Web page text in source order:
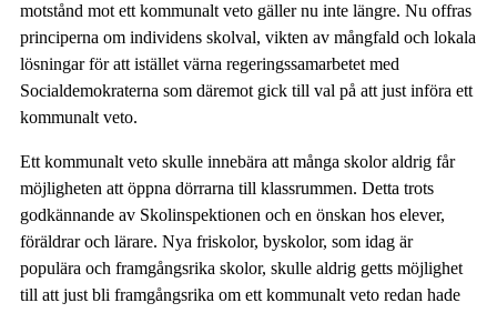
motstånd mot ett kommunalt veto gäller nu inte längre. Nu offras
principerna om individens skolval, vikten av mångfald och lokala
lösningar för att istället värna regeringssamarbetet med
Socialdemokraterna som däremot gick till val på att just införa ett
kommunalt veto.
Ett kommunalt veto skulle innebära att många skolor aldrig får
möjligheten att öppna dörrarna till klassrummen. Detta trots
godkännande av Skolinspektionen och en önskan hos elever,
föräldrar och lärare. Nya friskolor, byskolor, som idag är
populära och framgångsrika skolor, skulle aldrig getts möjlighet
till att just bli framgångsrika om ett kommunalt veto redan hade